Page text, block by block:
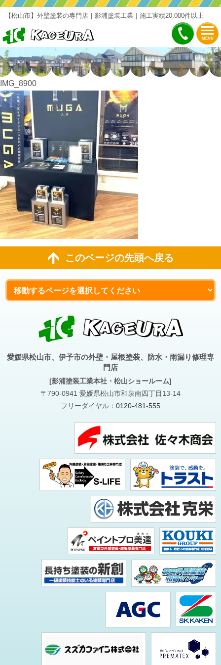
MENU
【松山市】外壁塗装の専門店｜影浦塗装工業｜施工実績20,000件以上
IMG_8900
このページの先頭へ戻る
愛媛県松山市、伊予市の外壁・屋根塗装、防水・雨漏り修理専
門店
[影浦塗装工業本社・松山ショールーム]
〒790-0941 愛媛県松山市和泉南四丁目13-14
フリーダイヤル： 0120-481-555